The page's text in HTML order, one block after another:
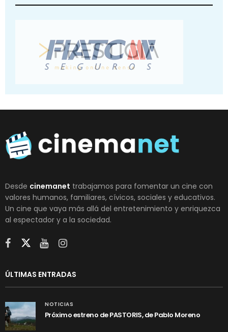
Desde cinemanet trabajamos para fomentar un cine con
valores humanos, familiares, cívicos, sociales y educativos.
Un cine que vaya más allá del entretenimiento y enriquezca
al espectador y a la sociedad.
ÚLTIMAS ENTRADAS
NOTICIAS
Próximo estreno de PASTORIS, de Pablo Moreno